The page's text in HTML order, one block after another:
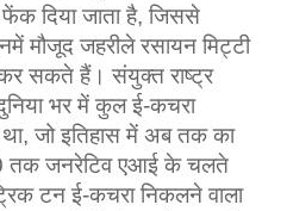
फेंक दिया जाता है, जिससे
मौजूद जहरीले रसायन मिट्टी
सकते हैं। संयुक्त राष्ट्र
भर में कुल ई-कचरा
जो इतिहास में अब तक का
तक जनरेटिव एआई के चलते
टन ई-कचरा निकलने वाला